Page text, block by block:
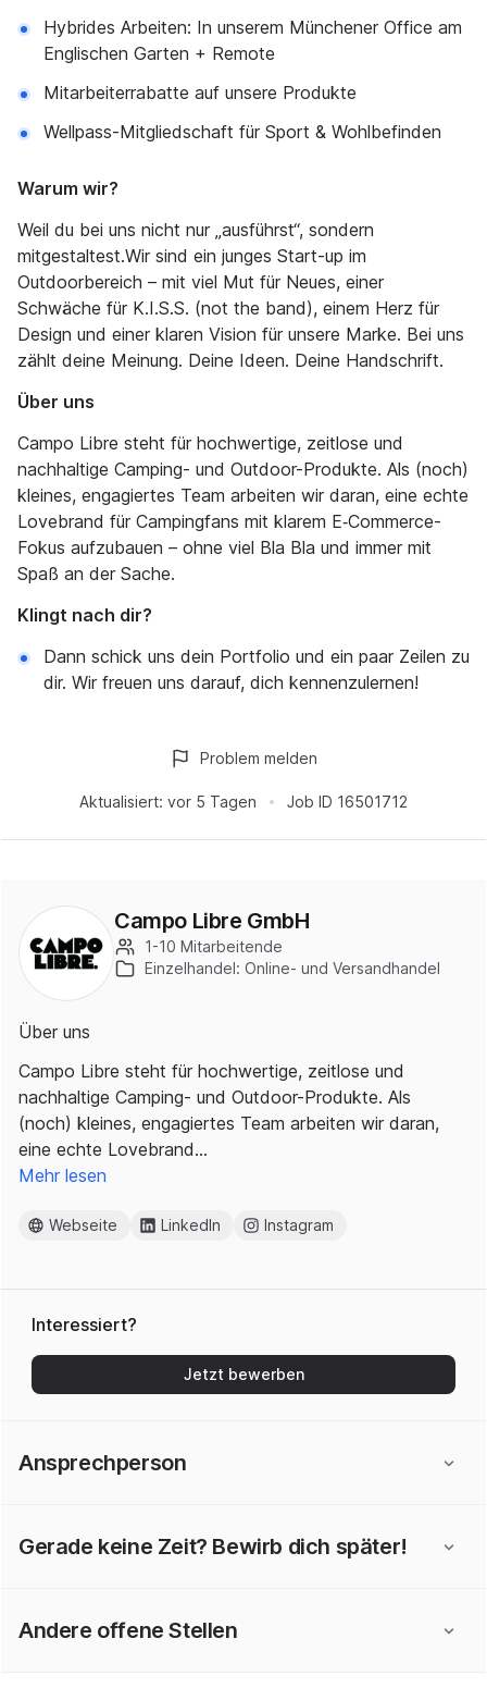
Hybrides Arbeiten: In unserem Münchener Office am
Englischen Garten + Remote
Mitarbeiterrabatte auf unsere Produkte
Wellpass-Mitgliedschaft für Sport & Wohlbefinden
Warum wir?
Weil du bei uns nicht nur „ausführst“, sondern
mitgestaltest.Wir sind ein junges Start-up im
Outdoorbereich – mit viel Mut für Neues, einer
Schwäche für K.I.S.S. (not the band), einem Herz für
Design und einer klaren Vision für unsere Marke. Bei uns
zählt deine Meinung. Deine Ideen. Deine Handschrift.
Über uns
Campo Libre steht für hochwertige, zeitlose und
nachhaltige Camping- und Outdoor-Produkte. Als (noch)
kleines, engagiertes Team arbeiten wir daran, eine echte
Lovebrand für Campingfans mit klarem E‑Commerce-
Fokus aufzubauen – ohne viel Bla Bla und immer mit
Spaß an der Sache.
Klingt nach dir?
Dann schick uns dein Portfolio und ein paar Zeilen zu
dir. Wir freuen uns darauf, dich kennenzulernen!
Aktualisiert: vor 5 Tagen Job ID 16501712
Problem melden
Campo Libre GmbH
1-10 Mitarbeitende
Einzelhandel: Online- und Versandhandel
Über uns
Campo Libre steht für hochwertige, zeitlose und
nachhaltige Camping- und Outdoor-Produkte. Als
(noch) kleines, engagiertes Team arbeiten wir daran,
eine echte Lovebrand…
Mehr lesen
Webseite LinkedIn Instagram
Interessiert?
Jetzt bewerben
Ansprechperson
Gerade keine Zeit? Bewirb dich später!
Andere offene Stellen